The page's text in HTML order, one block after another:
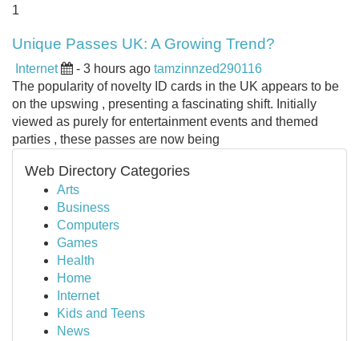
1
Unique Passes UK: A Growing Trend?
Internet - 3 hours ago tamzinnzed290116
The popularity of novelty ID cards in the UK appears to be
on the upswing , presenting a fascinating shift. Initially
viewed as purely for entertainment events and themed
parties , these passes are now being
Web Directory Categories
Arts
Business
Computers
Games
Health
Home
Internet
Kids and Teens
News